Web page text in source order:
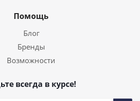
Помощь
Блог
Бренды
Возможности
всегда в курсе!